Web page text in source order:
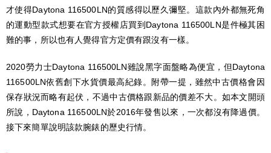
才使得Daytona 116500LN的質感得以歷久彌堅。這款內外都無死角
的運動型款式想要在官方授權店買到Daytona 116500LN是件極其困
難的事，所以也有人覺得官方定價有跟沒有一樣。
2020勞力士Daytona 116500LN雖說黑字面盤略為便宜，但Daytona
116500LN依舊創下水貨價最高紀錄。附帶一提，雖然中古價格會因
保存狀況而略有起伏，不過中古價格跟新品的價差不大。如本文開頭
所說，Daytona 116500LN於2016年發售以來，一次都沒有降過價。
接下來簡單說明該款腕錶的歷史行情。